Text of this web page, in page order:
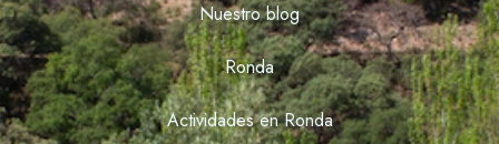
Nuestro blog
Ronda
Actividades en Ronda